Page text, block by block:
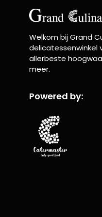
Welkom bij Grand
delicatessenwinkel
allerbeste
meer.
Powered by: